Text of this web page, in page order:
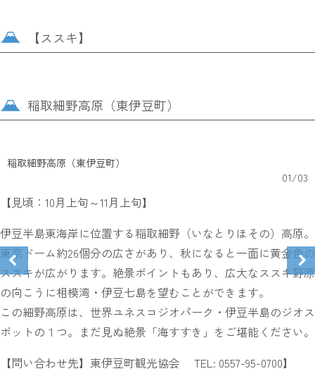
【ススキ】
稲取細野高原（東伊豆町）
稲取細野高原（東伊豆町）
01/03
【見頃：10月上旬～11月上旬】
伊豆半島東海岸に位置する稲取細野（いなとりほその）高原。
東京ドーム約26個分の広さがあり、秋になると一面に黄金色の
ススキが広がります。絶景ポイントもあり、広大なススキ野原
の向こうに相模湾・伊豆七島を望むことができます。
この細野高原は、世界ユネスコジオパーク・伊豆半島のジオス
ポットの１つ。まだ見ぬ絶景「海すすき」をご堪能ください。
【問い合わせ先】東伊豆町観光協会 TEL: 0557-95-0700】